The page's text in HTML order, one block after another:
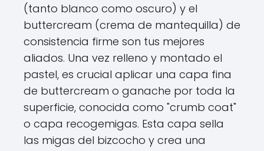
(tanto blanco como oscuro) y el
buttercream (crema de mantequilla) de
consistencia firme son tus mejores
aliados. Una vez relleno y montado el
pastel, es crucial aplicar una capa fina
de buttercream o ganache por toda la
superficie, conocida como "crumb coat"
o capa recogemigas. Esta capa sella
las migas del bizcocho y crea una